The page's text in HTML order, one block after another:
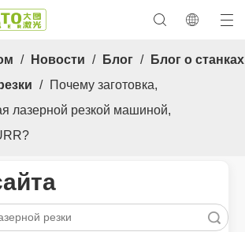
/ Новости / Блог /
Блог о станках
/ Почему заготовка,
лазерной резкой машиной,